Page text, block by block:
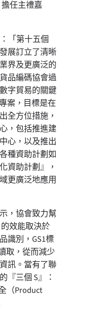
任主禮嘉
「第十五個
展訂立了清晰
界及更廣泛的
品編碼協會過
字貿易的關鍵
案，目標是在
全方位措施，
，包括推進建
心，以及推出
種資助計劃如
資助計劃』，
更廣泛地應用
，協會致力幫
效能取決於
識別，GS1標
取，從而減少
訊。當有了聯
『三個 S』：
（Product